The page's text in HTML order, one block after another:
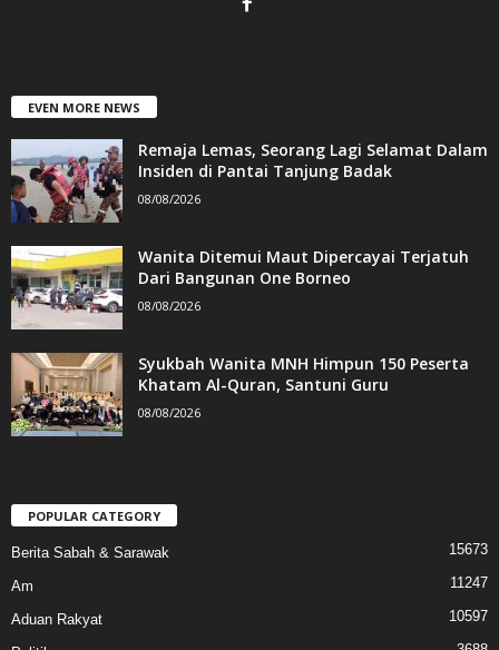
EVEN MORE NEWS
Remaja Lemas, Seorang Lagi Selamat Dalam
Insiden di Pantai Tanjung Badak
08/08/2026
Wanita Ditemui Maut Dipercayai Terjatuh
Dari Bangunan One Borneo
08/08/2026
Syukbah Wanita MNH Himpun 150 Peserta
Khatam Al-Quran, Santuni Guru
08/08/2026
POPULAR CATEGORY
Berita Sabah & Sarawak 15673
Am 11247
Aduan Rakyat 10597